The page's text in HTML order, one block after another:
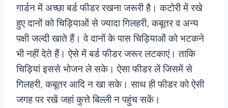
गार्डन में अच्छा बर्ड फीडर रखना जरूरी है। कटोरी में रखे
हुए दानों को चिड़ियाओं से ज्यादा गिलहरी, कबूतर व अन्य
पक्षी जल्दी खाते हैं। वे दानों के पास चिड़ियाओं को भटकने
भी नहीं देते हैं। ऐसे में बर्ड फीडर जरूर लटकाएं। ताकि
चिड़ियां इससे भोजन ले सके। ऐसा फीडर लें जिसमें से
गिलहरी, कबूतर आदि न खा सके। साथ ही फीडर को ऐसी
जगह पर रखें जहां कुत्ते बिल्ली न पहुंच सकें।